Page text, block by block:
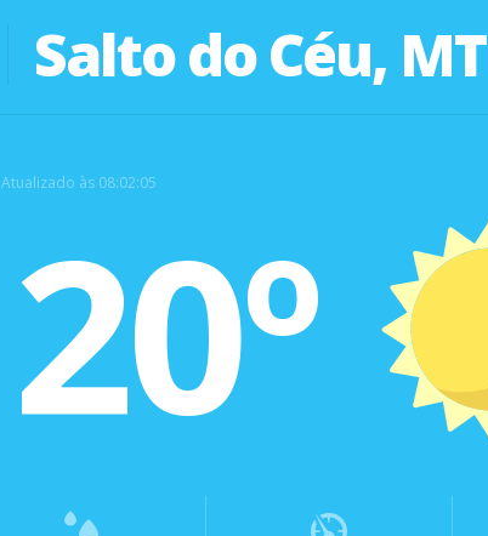
Salto do Céu, MT
Atualizado às 08:02:05
20º